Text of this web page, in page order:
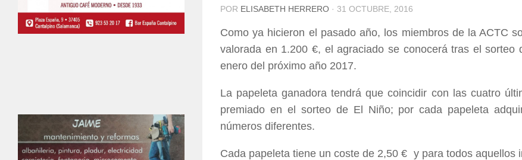
POR ELISABETH HERRERO · 31 OCTUBRE, 2016
Como ya hicieron el pasado año, los miembros de la ACTC
valorada en 1.200 €, el agraciado se conocerá tras el
enero del próximo año 2017.
La papeleta ganadora tendrá que coincidir con las cuatro
premiado en el sorteo de El Niño; por cada papeleta
números diferentes.
Cada papeleta tiene un coste de 2,50 € y para todos aquellos